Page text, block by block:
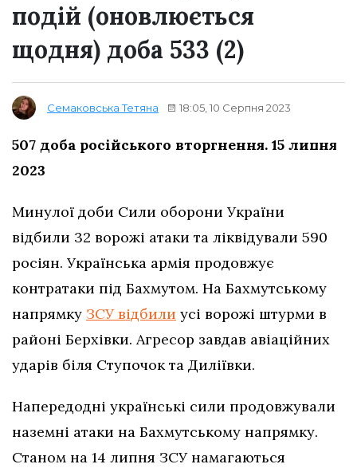
подій (оновлюється
щодня) доба 533 (2)
Семаковська Тетяна 18:05, 10 Серпня 2023
507 доба російського вторгнення. 15 липня
2023
Минулої доби Сили оборони України
відбили 32 ворожі атаки та ліквідували 590
росіян. Українська армія продовжує
контратаки під Бахмутом. На Бахмутському
напрямку ЗСУ відбили усі ворожі штурми в
районі Берхівки. Агресор завдав авіаційних
ударів біля Ступочок та Диліївки.
Напередодні українські сили продовжували
наземні атаки на Бахмутському напрямку.
Станом на 14 липня ЗСУ намагаються